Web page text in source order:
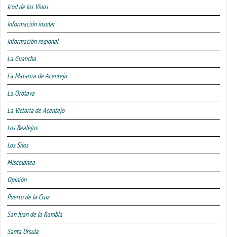
Icod de los Vinos
Información insular
Información regional
La Guancha
La Matanza de Acentejo
La Orotava
La Victoria de Acentejo
Los Realejos
Los Silos
Miscelánea
Opinión
Puerto de la Cruz
San Juan de la Rambla
Santa Úrsula